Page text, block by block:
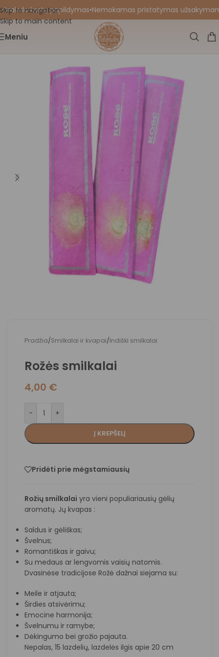
Skip to navigation
Skip to main content
kortų papildymas•Nemokamas pristatymas
Meniu
Pradžia/Smilkalai ir kvapai/Indiški smilkalai
Rožės smilkalai
4,00 €
- +
Į KREPŠELĮ
Pridėti prie mėgstamiausių
Rožių smilkalai yra vieni populiariausių gėlių
aromatų. Jų kvapas :
Saldus ir gėliškas;
Švelnus;
Romantiškas ir gaivu;
Su medaus ar lengvomis vaisių natomis.
Dvasinėse tradicijose Rožė dažnai siejama su:
Meile ir atjauta;
Širdies atsivėrimu;
Emocine harmonija;
Švelnumu ir ramybe;
Dėkingumo bei grožio pajauta.
Nepalas, 15 lazdelių, lazdelės ilgis apie 20 cm